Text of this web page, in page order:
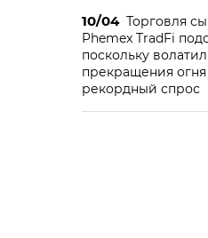
10/04 Торговля
Phemex TradFi
поскольку
прекращения
рекордный спрос